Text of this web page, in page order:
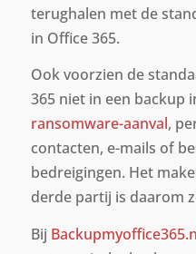
terughalen met de
in Office 365.
Ook voorzien de
365 niet in een backup
ransomware-aanval,
contacten, e-mails of
bedreigingen. Het
derde partij is daarom
Bij